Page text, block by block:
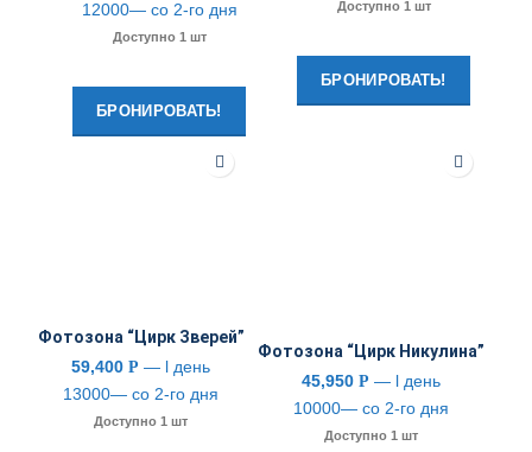
12000— со 2-го дня
Доступно 1 шт
БРОНИРОВАТЬ!
Доступно 1 шт
БРОНИРОВАТЬ!
Фотозона “Цирк Зверей”
59,400 Р — l день
13000— со 2-го дня
Доступно 1 шт
Фотозона “Цирк Никулина”
45,950 Р — l день
10000— со 2-го дня
Доступно 1 шт